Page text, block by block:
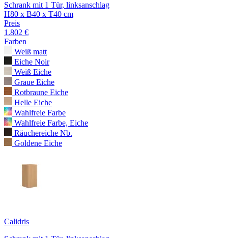
Schrank mit 1 Tür, linksanschlag
H80 x B40 x T40 cm
Preis
1.802 €
Farben
Weiß matt
Eiche Noir
Weiß Eiche
Graue Eiche
Rotbraune Eiche
Helle Eiche
Wahlfreie Farbe
Wahlfreie Farbe, Eiche
Räuchereiche Nb.
Goldene Eiche
Calidris